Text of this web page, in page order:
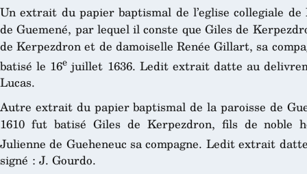
Un extrait du papier baptismal de l’eglise collegiale
de Guemené, par lequel il conste que Giles de
de Kerpezdron et de damoiselle Renée Gillart, sa
batisé le 16e juillet 1636. Ledit extrait datte au
Lucas.
Autre extrait du papier baptismal de la paroisse de
1610 fut batisé Giles de Kerpezdron, fils de noble
Julienne de Gueheneuc sa compagne. Ledit extrait
signé : J. Gourdo.